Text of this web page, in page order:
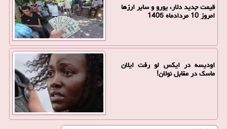
قیمت جدید دلار، یورو و سایر ارزها
امروز 10 مردادماه 1405
اودیسه در ایکس لو رفت ایلان
ماسک در مقابل نولان!